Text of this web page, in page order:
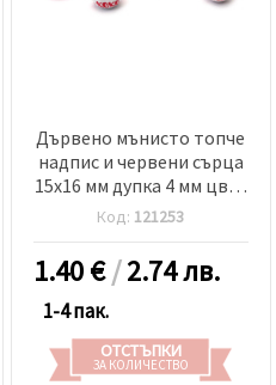
Дървено мънисто топче
надпис и червени сърца
15x16 мм дупка 4 мм цвят
бял -10 броя
Код: 121253
1.40€/2.74 лв.
1-4 пак.
ОТСТЪПКИ
ЗА КОЛИЧЕСТВО